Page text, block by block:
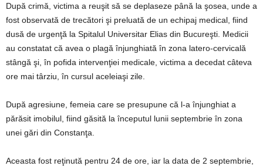
După crimă, victima a reuşit să se deplaseze până la şosea, unde a
fost observată de trecători şi preluată de un echipaj medical, fiind
dusă de urgenţă la Spitalul Universitar Elias din Bucureşti. Medicii
au constatat că avea o plagă înjunghiată în zona latero-cervicală
stângă şi, în pofida intervenţiei medicale, victima a decedat câteva
ore mai târziu, în cursul aceleiaşi zile.
După agresiune, femeia care se presupune că l-a înjunghiat a
părăsit imobilul, fiind găsită la începutul lunii septembrie în zona
unei gări din Constanţa.
Aceasta fost reţinută pentru 24 de ore, iar la data de 2 septembrie,